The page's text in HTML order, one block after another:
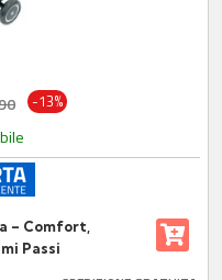
-13%
– Comfort,
Passi